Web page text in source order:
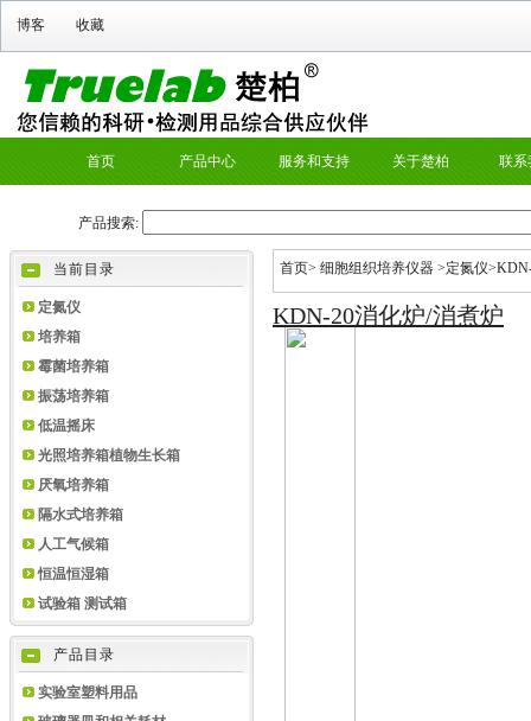
当前目录
定氮仪
培养箱
霉菌培养箱
振荡培养箱
低温摇床
光照培养箱植物生长箱
厌氧培养箱
隔水式培养箱
人工气候箱
恒温恒湿箱
试验箱 测试箱
产品目录
实验室塑料用品
首页> 细胞组织培养仪器 >定氮仪
KDN-20消化炉/消煮炉